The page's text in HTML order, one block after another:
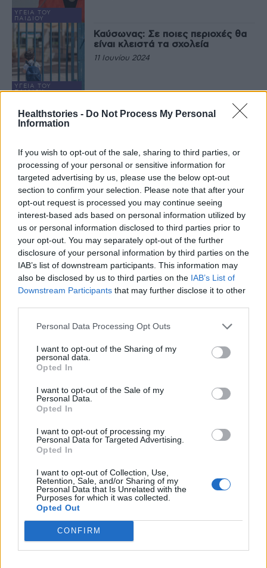
Healthstories - Do Not Process My Personal
Information
If you wish to opt-out of the sale, sharing to third parties, or
processing of your personal or sensitive information for
targeted advertising by us, please use the below opt-out
section to confirm your selection. Please note that after your
opt-out request is processed you may continue seeing
interest-based ads based on personal information utilized by
us or personal information disclosed to third parties prior to
your opt-out. You may separately opt-out of the further
disclosure of your personal information by third parties on the
IAB’s list of downstream participants. This information may
also be disclosed by us to third parties on the IAB’s List of
Downstream Participants that may further disclose it to other
Personal Data Processing Opt Outs
I want to opt-out of the Sharing of my
personal data.
Opted In
I want to opt-out of the Sale of my
Personal Data.
Opted In
I want to opt-out of processing my
Personal Data for Targeted Advertising.
Opted In
I want to opt-out of Collection, Use,
Retention, Sale, and/or Sharing of my
Personal Data that Is Unrelated with the
Purposes for which it was collected.
Opted Out
CONFIRM
ΥΓΕΊΑ ΤΟΥ
ΠΑΙΔΙΟΎ
ΥΓΕΊΑ ΤΟΥ
ΠΑΙΔΙΟΎ
Καύσωνας: Σε ποιες περιοχές θα
είναι κλειστά τα σχολεία
11 Ιουνίου 2024
ΥΓΕΊΑ ΤΟΥ
ΠΑΙΔΙΟΎ
Ελληνική Καρδιολογική Εταιρεία
ΥΓΕΊΑ ΤΟΥ
ΠΑΙΔΙΟΎ
Πρόγραμμα για την αντιμετώπιση
της παιδικής παχυσαρκίας σε όλα
τα σχολεία από Σεπτέμβριο
5 Ιουνίου 2024
Ινστιτούτο Prolepsis:
Εκατομμύρια υγιεινά δωρεάν
γεύματα στα σχολεία
15 Μαΐου 2024
Τελευταία Νέα
λέτε σε έναν επισκέπτη
27 Φεβρουαρίου 2026
Πάνω από 100 μωρά έχουν
γεννηθεί μέσω εξωσωματικής, με
την υποστήριξη της Be-Live
27 Φεβρουαρίου 2026